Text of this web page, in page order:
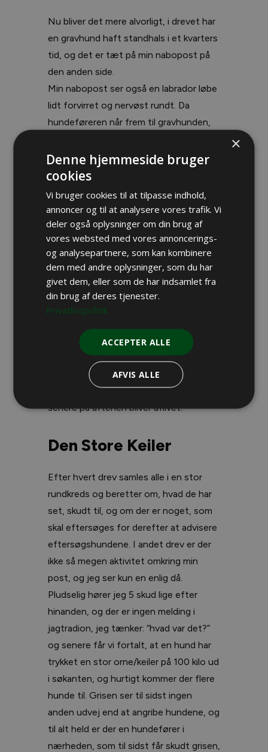
Nu bliver det mere alvorligt, i drevet har
en gravhund haft standhals i et kvarters
tid, og det er tæt på min nabopost på
den anden side.
Min nabopost ser også en labrador løbe
lidt forvirret og nervøst rundt. Da
hundeføreren når frem til gravhunden,
omgang tror vi, at benet er bidt over, og
at det kun hænger i huden.
kører hurtigt hunden til den lokale
dyrlæge og får lagt drop, så den ikke
forbløder.
Dyrlægen anbefaler, at hundeføreren
kører til en mere erfaren
husdyrsdyrlæge, og med droppet
hængende i panikhåndtaget i bilen kører
røntgen, at hunden ikke havde indre
skader, men benet var trådt/sparket af
og ikke bidt af som først antaget.
Hunden har dog så store skader, at den
senere på aftenen bliver aflivet.
Den Store Keiler
Efter hvert drev samles alle i en stor
rundkreds og beretter om, hvad de har
set, skudt til, og om der er noget, som
skal eftersøges for derefter at advisere
eftersøgshundene. I andet drev er der
ikke så megen aktivitet omkring min
post, og jeg ser kun en enlig då.
Pludselig hører jeg 5 skud lige efter
hinanden, og der er ingen melding i
jagtradion, jeg tænker: “hvad var det?”
og senere får vi fortalt, at en hund har
trykket en stor orne/keiler på 100 kilo ud
i søkanten, og hurtigt kommer der flere
hunde til. Grisen ser til sidst ingen
anden udvej end at angribe hundene, og
til alt held er der en hundefører i
nærheden, som til sidst får skudt grisen,
×
Denne hjemmeside bruger
cookies
Vi bruger cookies til at tilpasse indhold,
annoncer og til at analysere vores trafik. Vi
deler også oplysninger om din brug af
vores websted med vores annoncerings-
og analysepartnere, som kan kombinere
dem med andre oplysninger, som du har
givet dem, eller som de har indsamlet fra
din brug af deres tjenester.
Privatlivspolitik
ACCEPTER ALLE
AFVIS ALLE